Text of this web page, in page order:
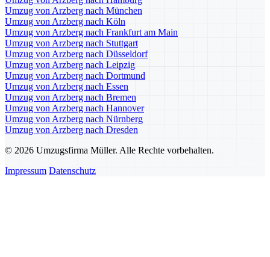
Umzug von Arzberg nach München
Umzug von Arzberg nach Köln
Umzug von Arzberg nach Frankfurt am Main
Umzug von Arzberg nach Stuttgart
Umzug von Arzberg nach Düsseldorf
Umzug von Arzberg nach Leipzig
Umzug von Arzberg nach Dortmund
Umzug von Arzberg nach Essen
Umzug von Arzberg nach Bremen
Umzug von Arzberg nach Hannover
Umzug von Arzberg nach Nürnberg
Umzug von Arzberg nach Dresden
© 2026 Umzugsfirma Müller. Alle Rechte vorbehalten.
Impressum Datenschutz